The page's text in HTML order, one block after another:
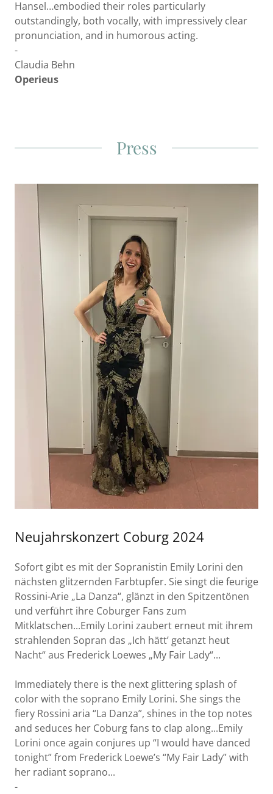
Hansel…embodied their roles particularly
outstandingly, both vocally, with impressively clear
pronunciation, and in humorous acting.
-
Claudia Behn
Operieus
Press
Neujahrskonzert Coburg 2024
Sofort gibt es mit der Sopranistin Emily Lorini den
nächsten glitzernden Farbtupfer. Sie singt die feurige
Rossini-Arie „La Danza“, glänzt in den Spitzentönen
und verführt ihre Coburger Fans zum
Mitklatschen...Emily Lorini zaubert erneut mit ihrem
strahlenden Sopran das „Ich hätt’ getanzt heut
Nacht“ aus Frederick Loewes „My Fair Lady“...
Immediately there is the next glittering splash of
color with the soprano Emily Lorini. She sings the
fiery Rossini aria “La Danza”, shines in the top notes
and seduces her Coburg fans to clap along...Emily
Lorini once again conjures up “I would have danced
tonight” from Frederick Loewe’s “My Fair Lady” with
her radiant soprano...
-